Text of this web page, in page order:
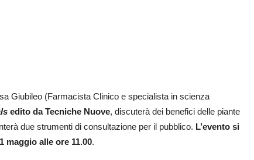
Giubileo (Farmacista Clinico e specialista in scienza
edito da Tecniche Nuove, discuterà dei benefici delle piante
due strumenti di consultazione per il pubblico. L’evento si
maggio alle ore 11.00.